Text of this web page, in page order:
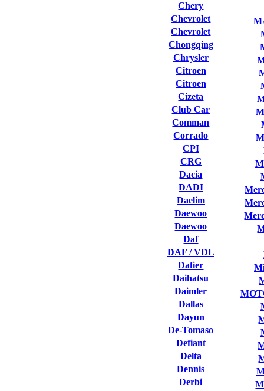
Chery
Chevrolet
Chevrolet
Chongqing
Chrysler
Citroen
Citroen
Cizeta
Club Сar
Comman
Corrado
CPI
CRG
Dacia
DADI
Daelim
Daewoo
Daewoo
Daf
DAF / VDL
Dafier
Daihatsu
Daimler
Dallas
Dayun
De-Tomaso
Defiant
Delta
Dennis
Derbi